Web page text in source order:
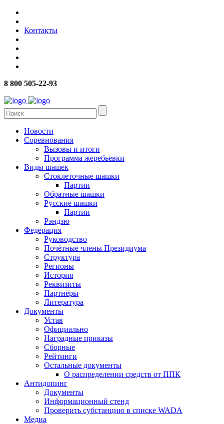
Контакты
8 800 505-22-93
Новости
Соревнования
Вызовы и итоги
Программа жеребьевки
Виды шашек
Стоклеточные шашки
Партии
Обратные шашки
Русские шашки
Партии
Рэндзю
Федерация
Руководство
Почётные члены Президиума
Структура
Регионы
История
Реквизиты
Партнёры
Литература
Документы
Устав
Официально
Наградные приказы
Сборные
Рейтинги
Остальные документы
О распределении средств от ППК
Антидопинг
Документы
Информационный стенд
Проверить субстанцию в списке WADA
Медиа